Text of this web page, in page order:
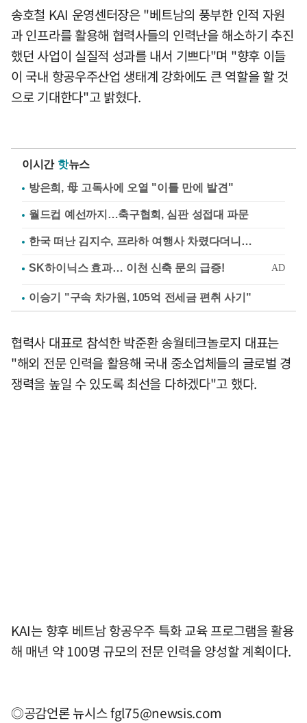
송호철 KAI 운영센터장은 "베트남의 풍부한 인적 자원
과 인프라를 활용해 협력사들의 인력난을 해소하기 추진
했던 사업이 실질적 성과를 내서 기쁘다"며 "향후 이들
이 국내 항공우주산업 생태계 강화에도 큰 역할을 할 것
으로 기대한다"고 밝혔다.
이시간 핫뉴스
방은희, 母 고독사에 오열 "이틀 만에 발견"
월드컵 예선까지…축구협회, 심판 성접대 파문
한국 떠난 김지수, 프라하 여행사 차렸다더니…
이승기 "구속 차가원, 105억 전세금 편취 사기"
협력사 대표로 참석한 박준환 송월테크놀로지 대표는
"해외 전문 인력을 활용해 국내 중소업체들의 글로벌 경
쟁력을 높일 수 있도록 최선을 다하겠다"고 했다.
KAI는 향후 베트남 항공우주 특화 교육 프로그램을 활용
해 매년 약 100명 규모의 전문 인력을 양성할 계획이다.
◎공감언론 뉴시스fgl75@newsis.com